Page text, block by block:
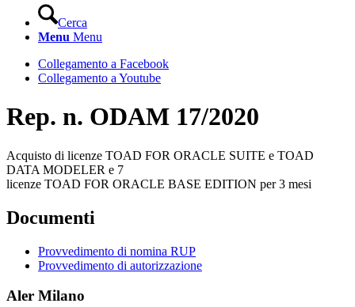
Cerca
Menu Menu
Collegamento a Facebook
Collegamento a Youtube
Rep. n. ODAM 17/2020
Acquisto di licenze TOAD FOR ORACLE SUITE e TOAD
DATA MODELER e 7
licenze TOAD FOR ORACLE BASE EDITION per 3 mesi
Documenti
Provvedimento di nomina RUP
Provvedimento di autorizzazione
Aler Milano